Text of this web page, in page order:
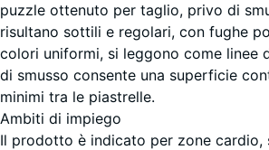
puzzle ottenuto per taglio, privo di
risultano sottili e regolari, con fughe
colori uniformi, si leggono come linee
di smusso consente una superficie
minimi tra le piastrelle.
Ambiti di impiego
Il prodotto è indicato per zone cardio,